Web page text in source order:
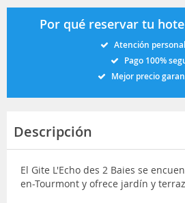
Por qué reservar tu
Atención
Pago 100%
Mejor precio
Descripción
El Gite L'Echo des 2 Baies se
en-Tourmont y ofrece jardín y